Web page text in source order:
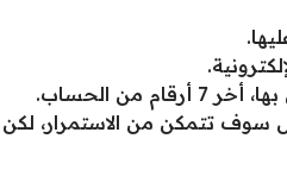
الحساب.
سوف تتمكن من الاستمرار،